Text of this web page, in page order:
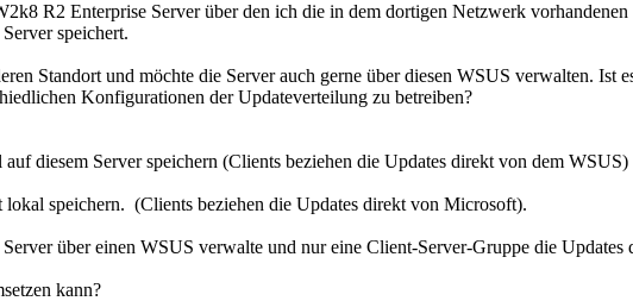
R2 Enterprise Server über den ich die in dem dortigen Netzwerk
speichert.
Standort und möchte die Server auch gerne über diesen WSUS verwalten. Ist
Konfigurationen der Updateverteilung zu betreiben?
diesem Server speichern (Clients beziehen die Updates direkt von dem WSUS)
speichern. (Clients beziehen die Updates direkt von Microsoft).
über einen WSUS verwalte und nur eine Client-Server-Gruppe die
kann?